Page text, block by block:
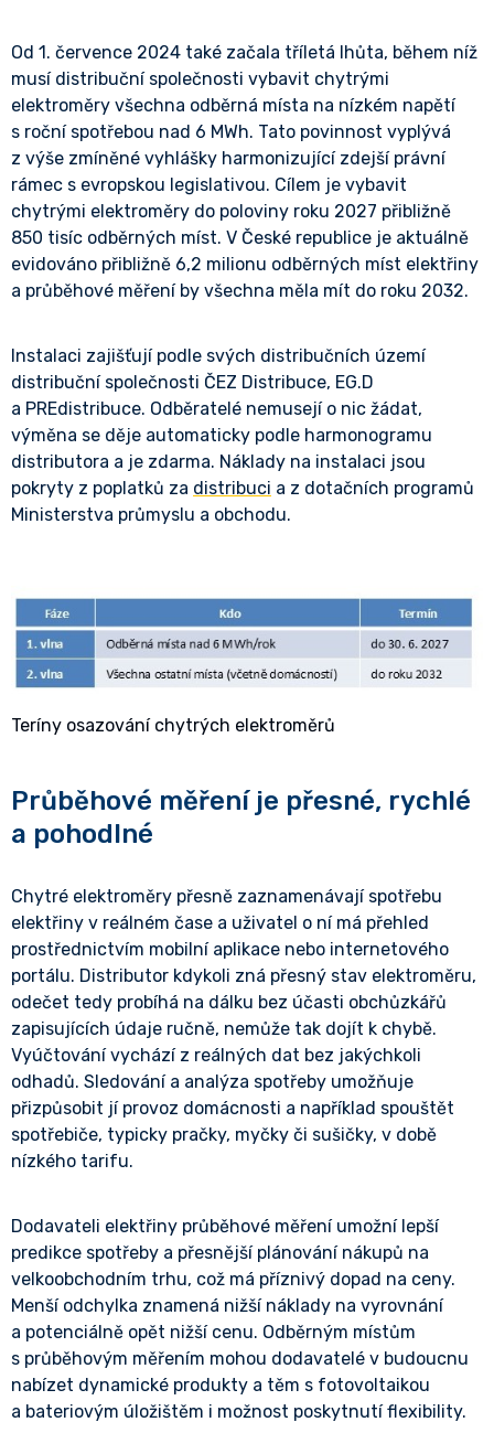
Od 1. července 2024 také začala tříletá lhůta, během níž
musí distribuční společnosti vybavit chytrými
elektroměry všechna odběrná místa na nízkém napětí
s roční spotřebou nad 6 MWh. Tato povinnost vyplývá
z výše zmíněné vyhlášky harmonizující zdejší právní
rámec s evropskou legislativou. Cílem je vybavit
chytrými elektroměry do poloviny roku 2027 přibližně
850 tisíc odběrných míst. V České republice je aktuálně
evidováno přibližně 6,2 milionu odběrných míst elektřiny
a průběhové měření by všechna měla mít do roku 2032.
Instalaci zajišťují podle svých distribučních území
distribuční společnosti ČEZ Distribuce, EG.D
a PREdistribuce. Odběratelé nemusejí o nic žádat,
výměna se děje automaticky podle harmonogramu
distributora a je zdarma. Náklady na instalaci jsou
pokryty z poplatků za distribuci a z dotačních programů
Ministerstva průmyslu a obchodu.
Teríny osazování chytrých elektroměrů
Průběhové měření je přesné, rychlé
a pohodlné
Chytré elektroměry přesně zaznamenávají spotřebu
elektřiny v reálném čase a uživatel o ní má přehled
prostřednictvím mobilní aplikace nebo internetového
portálu. Distributor kdykoli zná přesný stav elektroměru,
odečet tedy probíhá na dálku bez účasti obchůzkářů
zapisujících údaje ručně, nemůže tak dojít k chybě.
Vyúčtování vychází z reálných dat bez jakýchkoli
odhadů. Sledování a analýza spotřeby umožňuje
přizpůsobit jí provoz domácnosti a například spouštět
spotřebiče, typicky pračky, myčky či sušičky, v době
nízkého tarifu.
Dodavateli elektřiny průběhové měření umožní lepší
predikce spotřeby a přesnější plánování nákupů na
velkoobchodním trhu, což má příznivý dopad na ceny.
Menší odchylka znamená nižší náklady na vyrovnání
a potenciálně opět nižší cenu. Odběrným místům
s průběhovým měřením mohou dodavatelé v budoucnu
nabízet dynamické produkty a těm s fotovoltaikou
a bateriovým úložištěm i možnost poskytnutí flexibility.